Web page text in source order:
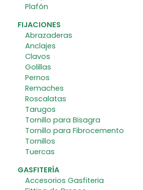
Plafón
FIJACIONES
Abrazaderas
Anclajes
Clavos
Golillas
Pernos
Remaches
Roscalatas
Tarugos
Tornillo para Bisagra
Tornillo para Fibrocemento
Tornillos
Tuercas
GASFITERÍA
Accesorios Gasfiteria